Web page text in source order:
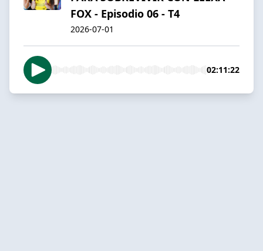
FOX - Episodio 06 - T4
2026-07-01
02:11:22